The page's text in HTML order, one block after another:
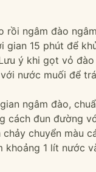
rồi ngâm đào
gian 15 phút để
ý khi gọt vỏ
nước muối để
ngâm đào,
cách đun đường
chuyển màu
khoảng 1 lít nước